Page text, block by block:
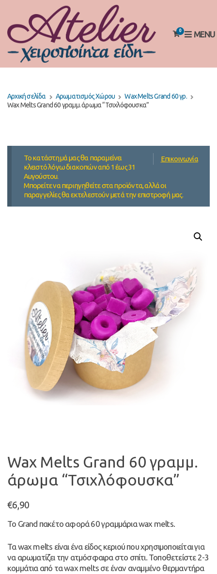
0 MENU
Αρχική σελίδα Αρωματισμός Χώρου
Wax Melts Grand 60 γρ.
Wax Melts Grand 60 γραμμ. άρωμα “Τσιχλόφουσκα”
Επικοινωνία
Το κατάστημά μας θα παραμείνει
κλειστό λόγω διακοπών από 1 έως 31
Αυγούστου.
Μπορείτε να περιηγηθείτε στα προϊόντα, αλλά οι
παραγγελίες θα εκτελεστούν μετά την επιστροφή μας.
Wax Melts Grand 60 γραμμ.
άρωμα “Τσιχλόφουσκα”
€6,90
Το Grand πακέτο αφορά 60 γραμμάρια wax melts.
Τα wax melts είναι ένα είδος κεριού που χρησιμοποιείται για
να αρωματίζει την ατμόσφαιρα στο σπίτι. Τοποθετείστε 2-3
κομμάτια από τα wax melts σε έναν αναμμένο θερμαντήρα